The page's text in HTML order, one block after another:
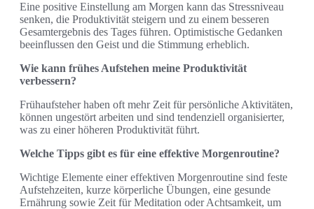
Eine positive Einstellung am Morgen kann das Stressniveau
senken, die Produktivität steigern und zu einem besseren
Gesamtergebnis des Tages führen. Optimistische Gedanken
beeinflussen den Geist und die Stimmung erheblich.
Wie kann frühes Aufstehen meine Produktivität
verbessern?
Frühaufsteher haben oft mehr Zeit für persönliche Aktivitäten,
können ungestört arbeiten und sind tendenziell organisierter,
was zu einer höheren Produktivität führt.
Welche Tipps gibt es für eine effektive Morgenroutine?
Wichtige Elemente einer effektiven Morgenroutine sind feste
Aufstehzeiten, kurze körperliche Übungen, eine gesunde
Ernährung sowie Zeit für Meditation oder Achtsamkeit, um